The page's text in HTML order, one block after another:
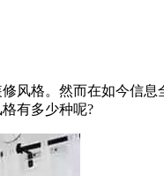
风格。然而在如今信
有多少种呢?